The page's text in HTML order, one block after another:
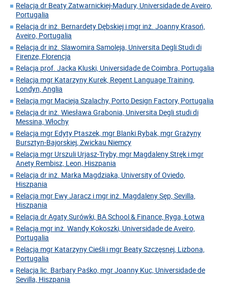
Relacja dr Beaty Zatwarnickiej-Madury, Universidade de Aveiro,
Portugalia
Relacja dr inż. Bernardety Dębskiej i mgr inż. Joanny Krasoń,
Aveiro, Portugalia
Relacja dr inż. Slawomira Samoleja, Universita Degli Studi di
Firenze, Florencja
Relacja prof. Jacka Kluski, Universidade de Coimbra, Portugalia
Relacja mgr Katarzyny Kurek, Regent Language Training,
Londyn, Anglia
Relacja mgr Macieja Szalachy, Porto Design Factory, Portugalia
Relacja dr inż. Wiesława Grabonia, Universita Degli studi di
Messina, Włochy
Relacja mgr Edyty Ptaszek, mgr Blanki Rybak, mgr Grażyny
Bursztyn-Bajorskiej, Zwickau Niemcy
Relacja mgr Urszuli Urjasz-Tryby, mgr Magdaleny Stręk i mgr
Anety Rembisz, Leon, Hiszpania
Relacja dr inż. Marka Magdziaka, University of Oviedo,
Hiszpania
Relacja mgr Ewy Jaracz i mgr inż. Magdaleny Sęp, Sevilla,
Hiszpania
Relacja dr Agaty Surówki, BA School & Finance, Ryga, Łotwa
Relacja mgr inż. Wandy Kokoszki, Universidade de Aveiro,
Portugalia
Relacja mgr Katarzyny Cieśli i mgr Beaty Szczęsnej, Lizbona,
Portugalia
Relacja lic. Barbary Paśko, mgr Joanny Kuc, Universidade de
Sevilla, Hiszpania